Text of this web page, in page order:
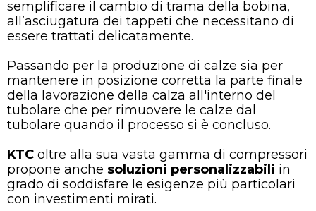
semplificare il cambio di trama della bobina,
all’asciugatura dei tappeti che necessitano di
essere trattati delicatamente.
Passando per la produzione di calze sia per
mantenere in posizione corretta la parte finale
della lavorazione della calza all'interno del
tubolare che per rimuovere le calze dal
tubolare quando il processo si è concluso.
KTC oltre alla sua vasta gamma di compressori
propone anche soluzioni personalizzabili in
grado di soddisfare le esigenze più particolari
con investimenti mirati.